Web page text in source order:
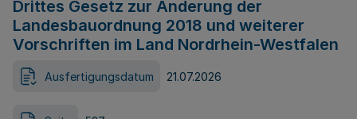
Drittes Gesetz zur Änderung der
Landesbauordnung 2018 und weiterer
Vorschriften im Land Nordrhein-Westfalen
Ausfertigungsdatum 21.07.2026